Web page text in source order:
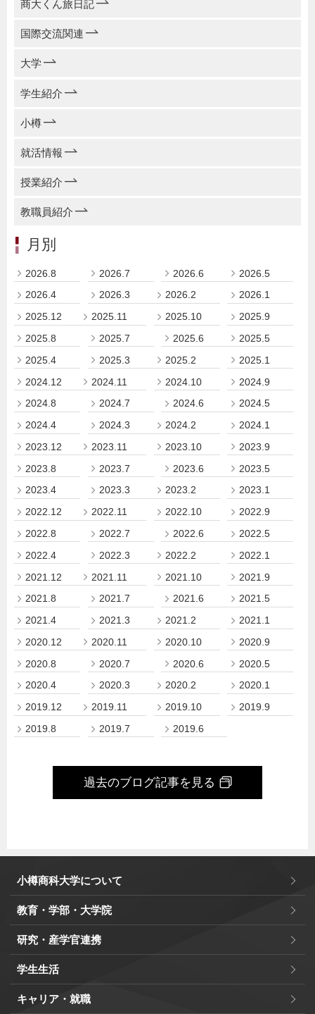
商大くん旅日記
国際交流関連
大学
学生紹介
小樽
就活情報
授業紹介
教職員紹介
月別
2026.8 2026.7 2026.6
2026.5
2026.4
2026.3 2026.2
2026.1
2025.12
2025.11 2025.10
2025.9
2025.8
2025.7 2025.6
2025.5
2025.4
2025.3 2025.2
2025.1
2024.12
2024.11 2024.10
2024.9
2024.8
2024.7 2024.6
2024.5
2024.4
2024.3 2024.2
2024.1
2023.12
2023.11 2023.10
2023.9
2023.8
2023.7 2023.6
2023.5
2023.4
2023.3 2023.2
2023.1
2022.12
2022.11 2022.10
2022.9
2022.8
2022.7 2022.6
2022.5
2022.4
2022.3 2022.2
2022.1
2021.12
2021.11 2021.10
2021.9
2021.8
2021.7 2021.6
2021.5
2021.4
2021.3 2021.2
2021.1
2020.12
2020.11 2020.10
2020.9
2020.8
2020.7 2020.6
2020.5
2020.4
2020.3 2020.2
2020.1
2019.12
2019.11 2019.10
2019.9
2019.8
2019.7 2019.6
過去のブログ記事を見る
小樽商科大学について
教育・学部・大学院
研究・産学官連携
学生生活
キャリア・就職